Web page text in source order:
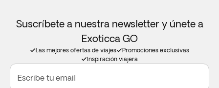
Suscríbete a nuestra newsletter y únete a
Exoticca GO
Las mejores ofertas de viajes
Promociones exclusivas
Inspiración viajera
Escribe tu email